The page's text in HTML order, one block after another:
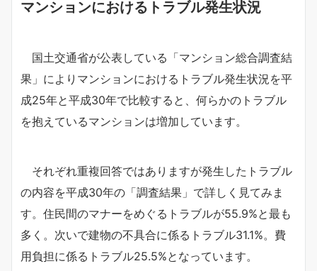
マンションにおけるトラブル発生状況
国土交通省が公表している「マンション総合調査結
果」によりマンションにおけるトラブル発生状況を平
成25年と平成30年で比較すると、何らかのトラブル
を抱えているマンションは増加しています。
それぞれ重複回答ではありますが発生したトラブル
の内容を平成30年の「調査結果」で詳しく見てみま
す。住民間のマナーをめぐるトラブルが55.9%と最も
多く。次いで建物の不具合に係るトラブル31.1%。費
用負担に係るトラブル25.5%となっています。